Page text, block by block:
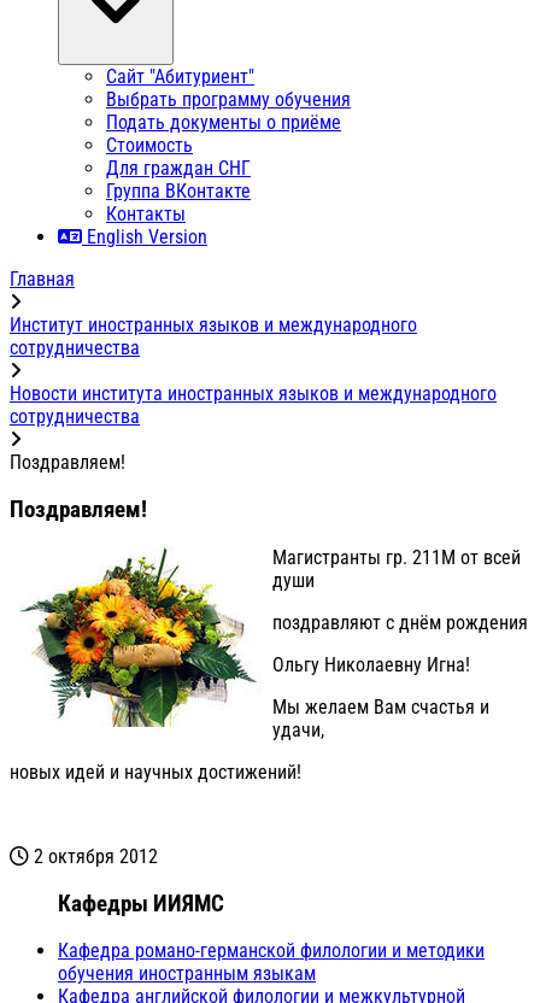
Сайт "Абитуриент"
Выбрать программу обучения
Подать документы о приёме
Стоимость
Для граждан СНГ
Группа ВКонтакте
Контакты
English Version
Главная
Институт иностранных языков и международного
сотрудничества
Новости института иностранных языков и международного
сотрудничества
Поздравляем!
Поздравляем!
Магистранты гр. 211М от всей
души
поздравляют с днём рождения
Ольгу Николаевну Игна!
Мы желаем Вам счастья и
удачи,
новых идей и научных достижений!
2 октября 2012
Кафедры ИИЯМС
Кафедра романо-германской филологии и методики
обучения иностранным языкам
Кафедра английской филологии и межкультурной